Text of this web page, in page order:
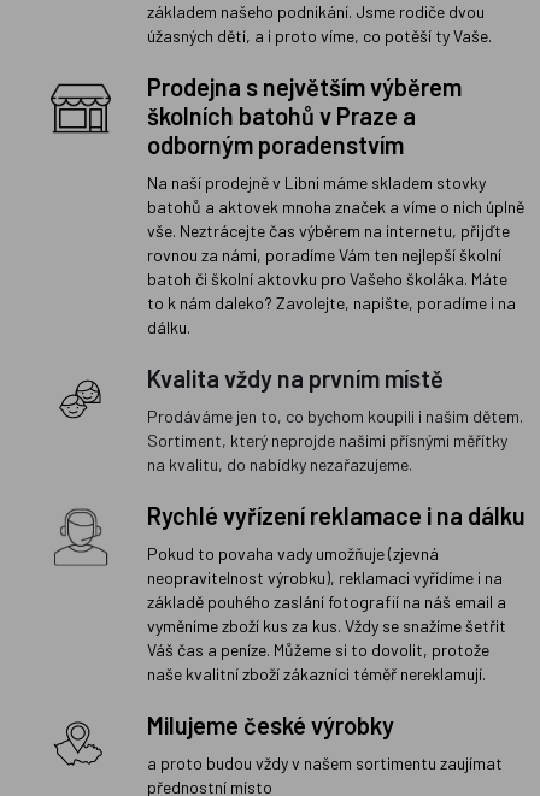
základem našeho podnikání. Jsme rodiče dvou
úžasných dětí, a i proto víme, co potěší ty Vaše.
Prodejna s největším výběrem
školních batohů v Praze a
odborným poradenstvím
Na naší prodejně v Libni máme skladem stovky
batohů a aktovek mnoha značek a víme o nich úplně
vše. Neztrácejte čas výběrem na internetu, přijďte
rovnou za námi, poradíme Vám ten nejlepší školní
batoh či školní aktovku pro Vašeho školáka. Máte
to k nám daleko? Zavolejte, napište, poradíme i na
dálku.
Kvalita vždy na prvním místě
Prodáváme jen to, co bychom koupili i našim dětem.
Sortiment, který neprojde našimi přísnými měřítky
na kvalitu, do nabídky nezařazujeme.
Rychlé vyřízení reklamace i na dálku
Pokud to povaha vady umožňuje (zjevná
neopravitelnost výrobku), reklamaci vyřídíme i na
základě pouhého zaslání fotografií na náš email a
vyměníme zboží kus za kus. Vždy se snažíme šetřit
Váš čas a peníze. Můžeme si to dovolit, protože
naše kvalitní zboží zákazníci téměř nereklamují.
Milujeme české výrobky
a proto budou vždy v našem sortimentu zaujímat
přednostní místo